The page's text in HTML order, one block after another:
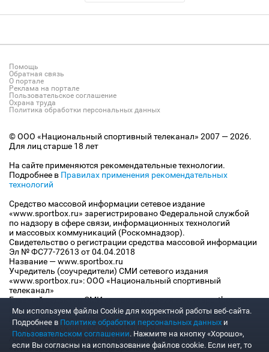
Помощь
Обратная связь
О портале
Реклама на портале
Пользовательское соглашение
Охрана труда
Политика обработки персональных данных
© ООО «Национальный спортивный телеканал» 2007 — 2026.
Для лиц старше 18 лет
На сайте применяются рекомендательные технологии.
Подробнее в Правилах применения рекомендательных
технологий
Средство массовой информации сетевое издание
«www.sportbox.ru» зарегистрировано Федеральной службой
по надзору в сфере связи, информационных технологий
и массовых коммуникаций (Роскомнадзор).
Свидетельство о регистрации средства массовой информации
Эл № ФС77-72613 от 04.04.2018
Название — www.sportbox.ru
Учредитель (соучредители) СМИ сетевого издания
«www.sportbox.ru»: ООО «Национальный спортивный
телеканал»
Главный редактор СМИ сетевого издания «www.sportbox.ru»:
Конов В.А.
Номер телефона редакции СМИ сетевого издания
«www.sportbox.ru»: +7 (495) 653 8419
Адрес электронной почты редакции СМИ сетевого издания
«www.sportbox.ru»: editor@sportbox.ru
Мы используем файлы Сookie для корректной работы веб-сайта.
Подробнее в Политике обработки персональных данных и
Пользовательском соглашении. Нажмите на кнопку «Хорошо»,
если Вы согласны на использование файлов cookie. Если нет, то